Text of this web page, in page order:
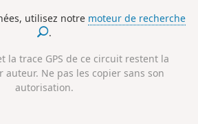
Bawdsey. Une
balayé par le vent.
des pagodes
solitaire. On
utilisez notre moteur de recherche
.
la trace GPS de ce circuit restent la
Ne pas les copier sans son
autorisation.